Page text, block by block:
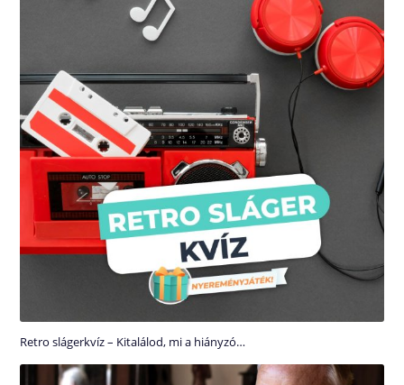
Retro slágerkvíz – Kitalálod, mi a hiányzó…